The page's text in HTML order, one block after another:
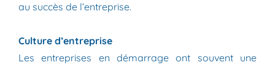
au succès de l’entreprise.
Culture d’entreprise
Les entreprises en démarrage ont souvent une